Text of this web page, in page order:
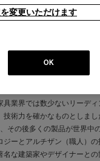
業界では数少ないリーデ
術力を確かなものとしま
その後多くの製品が世界
ーとアルチザン（職人）
な建築家やデザイナーと
変更いただけます
OK